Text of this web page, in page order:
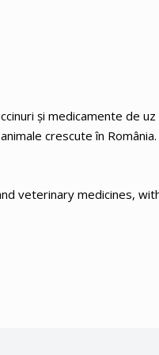
şi medicamente de
crescute în România.
veterinary medicines,